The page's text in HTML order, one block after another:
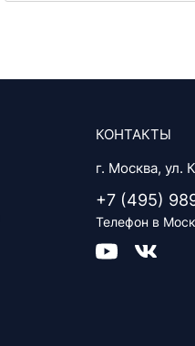
КОНТАКТЫ
г. Москва, ул.
+7 (495)
Телефон в